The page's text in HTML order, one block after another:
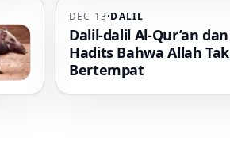
DEC 13·DALIL
Dalil-dalil Al-Qur’an dan
Hadits Bahwa Allah Tak
Bertempat